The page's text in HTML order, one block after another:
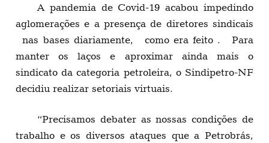
A pandemia de Covid-19 acabou impedindo
aglomerações e a presença de diretores sindicais
nas bases diariamente, como era feito . Para
manter os laços e aproximar ainda mais o
sindicato da categoria petroleira, o Sindipetro-NF
decidiu realizar setoriais virtuais.
“Precisamos debater as nossas condições de
trabalho e os diversos ataques que a Petrobrás,